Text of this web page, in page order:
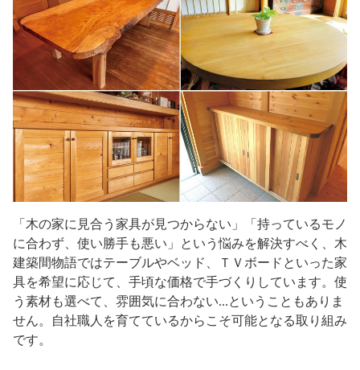
「木の家に見合う家具が見つからない」「持っているモノ
に合わず、使い勝手も悪い」という悩みを解決すべく、木
建築間物語ではテーブルやベッド、ＴＶボードといった家
具を希望に応じて、手頃な価格で手づくりしています。使
う素材も選べて、雰囲気に合わない…ということもありま
せん。自社職人を育てているからこそ可能となる取り組み
です。